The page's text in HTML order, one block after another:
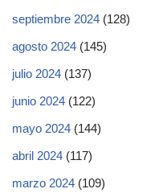
septiembre 2024 (128)
agosto 2024 (145)
julio 2024 (137)
junio 2024 (122)
mayo 2024 (144)
abril 2024 (117)
marzo 2024 (109)